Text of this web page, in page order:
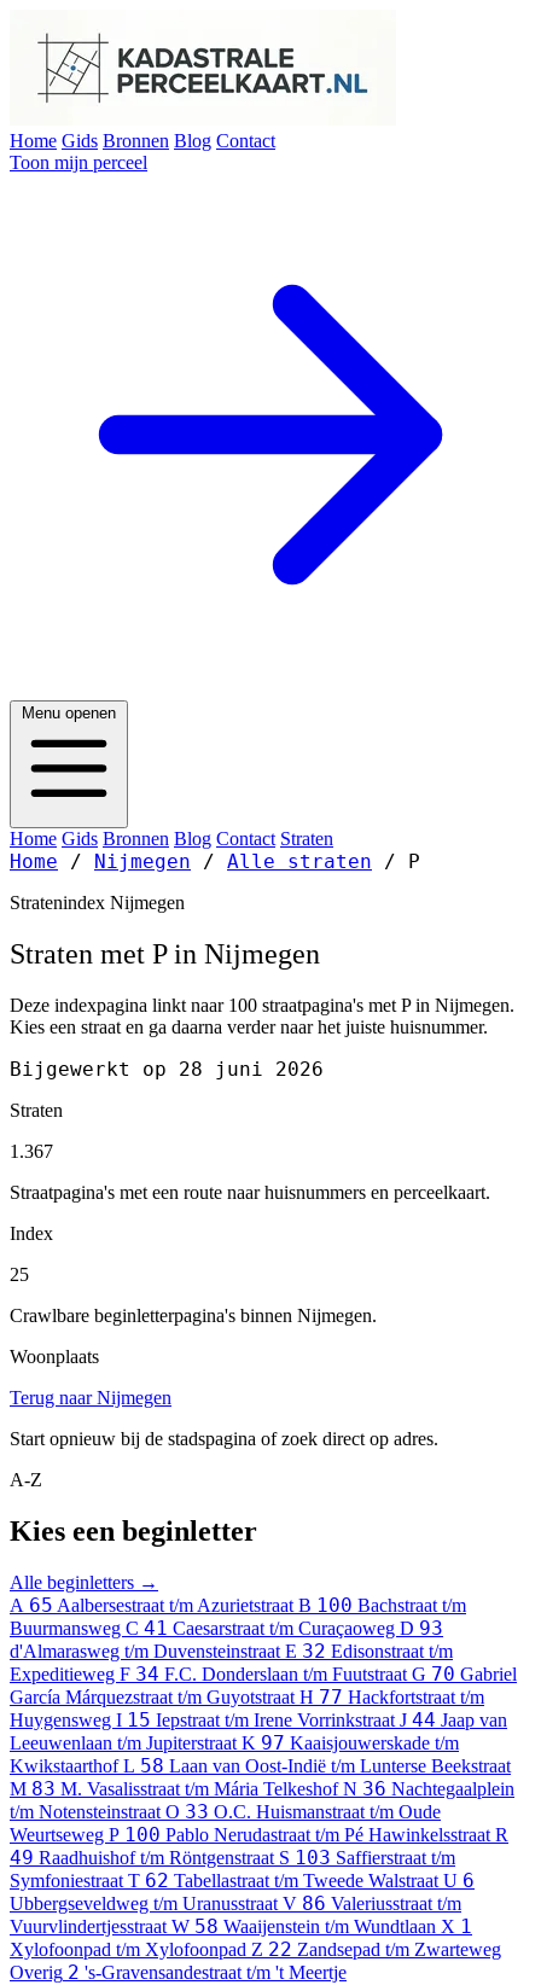
Home Gids Bronnen Blog Contact
Toon mijn perceel
Menu openen
Home Gids Bronnen Blog Contact Straten
Home / Nijmegen / Alle straten / P
Stratenindex Nijmegen
Straten met P in Nijmegen
Deze indexpagina linkt naar 100 straatpagina's met P in Nijmegen.
Kies een straat en ga daarna verder naar het juiste huisnummer.
Bijgewerkt op 28 juni 2026
Straten
1.367
Straatpagina's met een route naar huisnummers en perceelkaart.
Index
25
Crawlbare beginletterpagina's binnen Nijmegen.
Woonplaats
Terug naar Nijmegen
Start opnieuw bij de stadspagina of zoek direct op adres.
A-Z
Kies een beginletter
Alle beginletters →
A 65 Aalbersestraat t/m Azurietstraat B 100 Bachstraat t/m
Buurmansweg C 41 Caesarstraat t/m Curaçaoweg D 93
d'Almarasweg t/m Duvensteinstraat E 32 Edisonstraat t/m
Expeditieweg F 34 F.C. Donderslaan t/m Fuutstraat G 70 Gabriel
García Márquezstraat t/m Guyotstraat H 77 Hackfortstraat t/m
Huygensweg I 15 Iepstraat t/m Irene Vorrinkstraat J 44 Jaap van
Leeuwenlaan t/m Jupiterstraat K 97 Kaaisjouwerskade t/m
KwikstaarthofL 58 Laan van Oost-Indië t/m Lunterse Beekstraat
M 83 M. Vasalisstraat t/m Mária TelkeshofN 36 Nachtegaalplein
t/m Notensteinstraat O 33 O.C. Huismanstraat t/m Oude
Weurtseweg P 100 Pablo Nerudastraat t/m Pé Hawinkelsstraat R
49 Raadhuishof t/m Röntgenstraat S 103 Saffierstraat t/m
Symfoniestraat T 62 Tabellastraat t/m Tweede Walstraat U 6
Ubbergseveldweg t/m Uranusstraat V 86 Valeriusstraat t/m
Vuurvlindertjesstraat W 58 Waaijenstein t/m Wundtlaan X 1
Xylofoonpad t/m Xylofoonpad Z 22 Zandsepad t/m Zwarteweg
Overig 2 's-Gravensandestraat t/m 't Meertje